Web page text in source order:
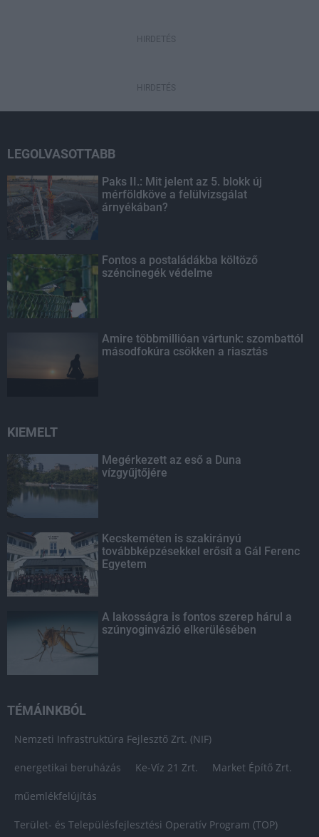
HIRDETÉS
HIRDETÉS
LEGOLVASOTTABB
Paks II.: Mit jelent az 5. blokk új
mérföldköve a felülvizsgálat
árnyékában?
Fontos a postaládákba költöző
széncinegék védelme
Amire többmillióan vártunk: szombattól
másodfokúra csökken a riasztás
KIEMELT
Megérkezett az eső a Duna
vízgyűjtőjére
Kecskeméten is szakirányú
továbbképzésekkel erősít a Gál Ferenc
Egyetem
A lakosságra is fontos szerep hárul a
szúnyoginvázió elkerülésében
TÉMÁINKBÓL
Nemzeti Infrastruktúra Fejlesztő Zrt. (NIF)
energetikai beruházás Ke-Víz 21 Zrt. Market Építő Zrt.
műemlékfelújítás
Terület- és Településfejlesztési Operatív Program (TOP)